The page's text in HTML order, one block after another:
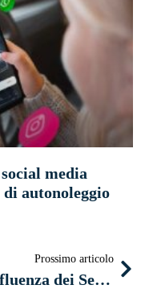
media
autonoleggio
Prossimo articolo
L’Influenza dei Servizi di Ride-Sharing sull’Industria del Noleggio Auto